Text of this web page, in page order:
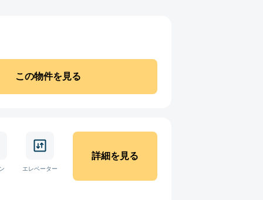
この物件を見る
エレベーター
詳細を見る